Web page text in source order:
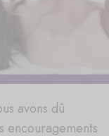
avons dû
encouragements